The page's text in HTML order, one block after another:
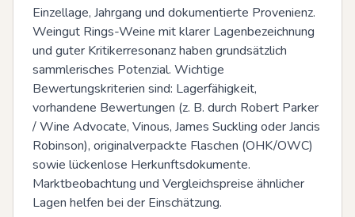
Einzellage, Jahrgang und dokumentierte Provenienz.
Weingut Rings-Weine mit klarer Lagenbezeichnung
und guter Kritikerresonanz haben grundsätzlich
sammlerisches Potenzial. Wichtige
Bewertungskriterien sind: Lagerfähigkeit,
vorhandene Bewertungen (z. B. durch Robert Parker
/ Wine Advocate, Vinous, James Suckling oder Jancis
Robinson), originalverpackte Flaschen (OHK/OWC)
sowie lückenlose Herkunftsdokumente.
Marktbeobachtung und Vergleichspreise ähnlicher
Lagen helfen bei der Einschätzung.